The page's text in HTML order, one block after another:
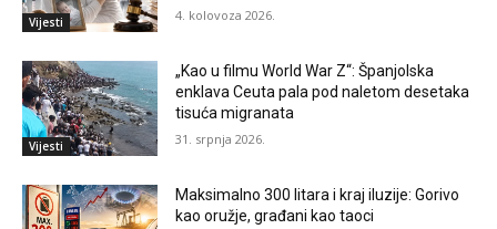
Vijesti 4. kolovoza 2026.
Vijesti
„Kao u filmu World War Z“: Španjolska
enklava Ceuta pala pod naletom desetaka
tisuća migranata
31. srpnja 2026.
Maksimalno 300 litara i kraj iluzije: Gorivo
kao oružje, građani kao taoci